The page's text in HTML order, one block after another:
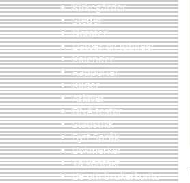
Kirkegårder
Steder
Notater
Datoer og jubileer
Kalender
Rapporter
Kilder
Arkiver
DNA tester
Statistikk
Bytt Språk
Bokmerker
Ta kontakt
Be om brukerkonto